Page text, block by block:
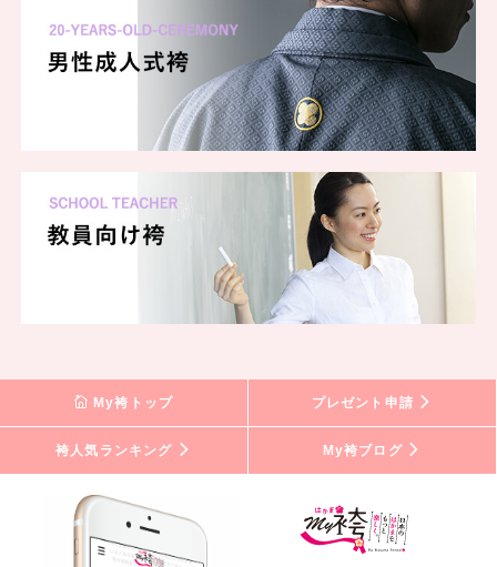
My袴トップ プレゼント申請
袴人気ランキング My袴ブログ